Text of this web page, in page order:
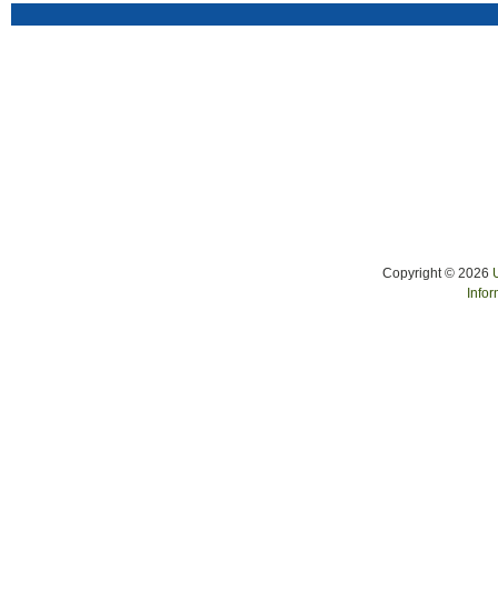
Copyright © 2026